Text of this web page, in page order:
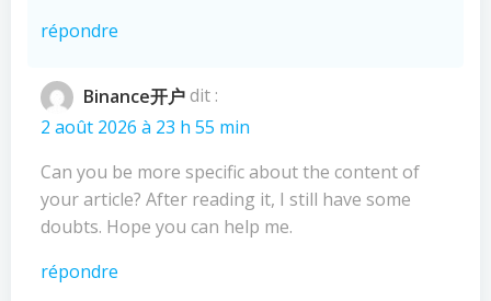
répondre
Binance开户dit :
2 août 2026 à 23 h 55 min
Can you be more specific about the content of
your article? After reading it, I still have some
doubts. Hope you can help me.
répondre